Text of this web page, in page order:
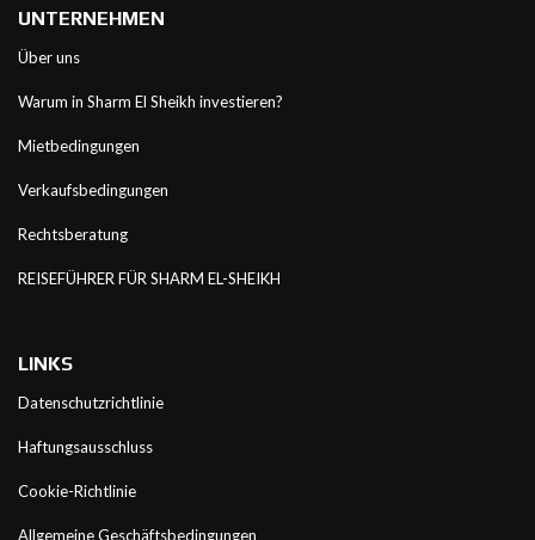
UNTERNEHMEN
Über uns
Warum in Sharm El Sheikh investieren?
Mietbedingungen
Verkaufsbedingungen
Rechtsberatung
REISEFÜHRER FÜR SHARM EL-SHEIKH
LINKS
Datenschutzrichtlinie
Haftungsausschluss
Cookie-Richtlinie
Allgemeine Geschäftsbedingungen